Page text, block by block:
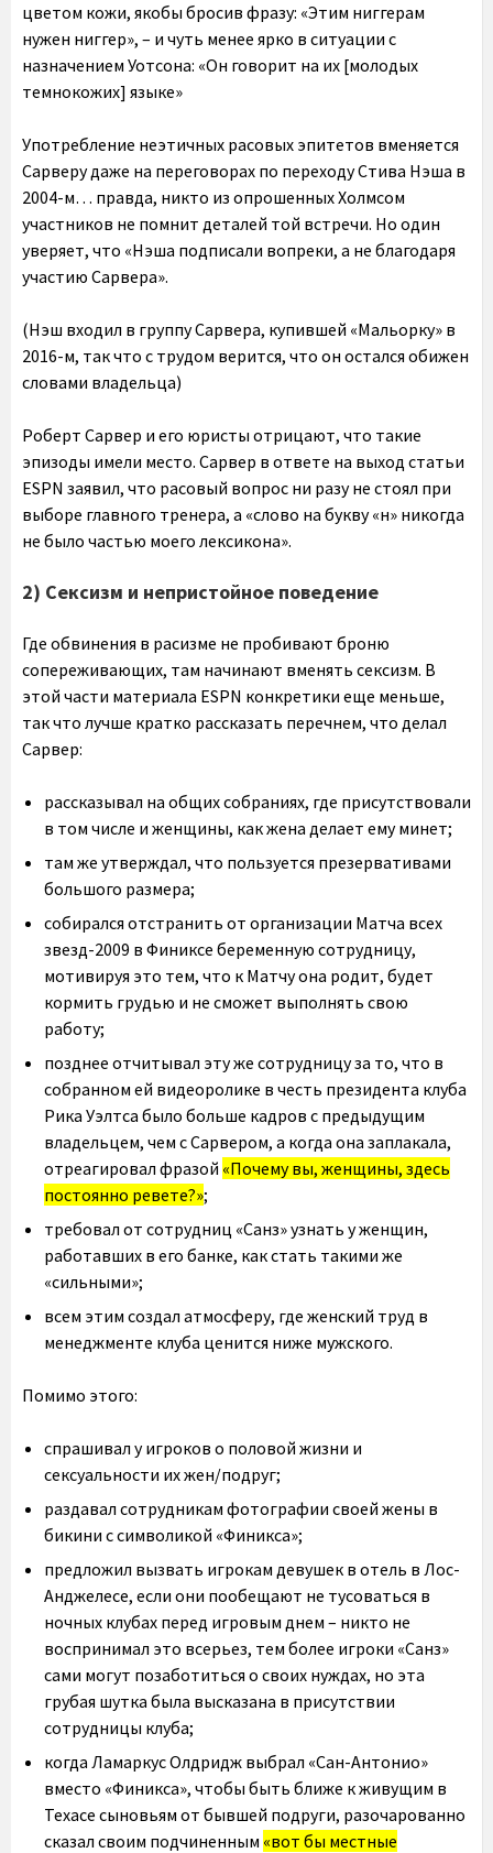
цветом кожи, якобы бросив фразу: «Этим ниггерам
нужен ниггер», – и чуть менее ярко в ситуации с
назначением Уотсона: «Он говорит на их [молодых
темнокожих] языке»
Употребление неэтичных расовых эпитетов вменяется
Сарверу даже на переговорах по переходу Стива Нэша в
2004-м… правда, никто из опрошенных Холмсом
участников не помнит деталей той встречи. Но один
уверяет, что «Нэша подписали вопреки, а не благодаря
участию Сарвера».
(Нэш входил в группу Сарвера, купившей «Мальорку» в
2016-м, так что с трудом верится, что он остался обижен
словами владельца)
Роберт Сарвер и его юристы отрицают, что такие
эпизоды имели место. Сарвер в ответе на выход статьи
ESPN заявил, что расовый вопрос ни разу не стоял при
выборе главного тренера, а «слово на букву «н» никогда
не было частью моего лексикона».
2) Сексизм и непристойное поведение
Где обвинения в расизме не пробивают броню
сопереживающих, там начинают вменять сексизм. В
этой части материала ESPN конкретики еще меньше,
так что лучше кратко рассказать перечнем, что делал
Сарвер:
рассказывал на общих собраниях, где присутствовали
в том числе и женщины, как жена делает ему минет;
там же утверждал, что пользуется презервативами
большого размера;
собирался отстранить от организации Матча всех
звезд-2009 в Финиксе беременную сотрудницу,
мотивируя это тем, что к Матчу она родит, будет
кормить грудью и не сможет выполнять свою
работу;
позднее отчитывал эту же сотрудницу за то, что в
собранном ей видеоролике в честь президента клуба
Рика Уэлтса было больше кадров с предыдущим
владельцем, чем с Сарвером, а когда она заплакала,
отреагировал фразой «Почему вы, женщины, здесь
постоянно ревете?»;
требовал от сотрудниц «Санз» узнать у женщин,
работавших в его банке, как стать такими же
«сильными»;
всем этим создал атмосферу, где женский труд в
менеджменте клуба ценится ниже мужского.
Помимо этого:
спрашивал у игроков о половой жизни и
сексуальности их жен/подруг;
раздавал сотрудникам фотографии своей жены в
бикини с символикой «Финикса»;
предложил вызвать игрокам девушек в отель в Лос-
Анджелесе, если они пообещают не тусоваться в
ночных клубах перед игровым днем – никто не
воспринимал это всерьез, тем более игроки «Санз»
сами могут позаботиться о своих нуждах, но эта
грубая шутка была высказана в присутствии
сотрудницы клуба;
когда Ламаркус Олдридж выбрал «Сан-Антонио»
вместо «Финикса», чтобы быть ближе к живущим в
Техасе сыновьям от бывшей подруги, разочарованно
сказал своим подчиненным «вот бы местные